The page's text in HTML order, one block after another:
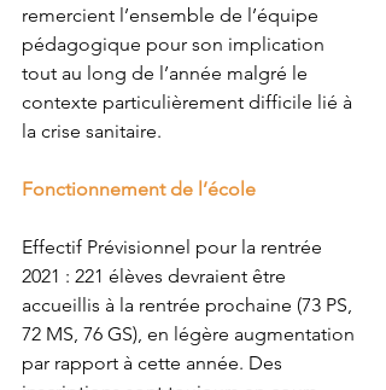
remercient l’ensemble de l’équipe
pédagogique pour son implication
tout au long de l’année malgré le
contexte particulièrement difficile lié à
la crise sanitaire.
Fonctionnement de l’école
Effectif Prévisionnel pour la rentrée
2021 : 221 élèves devraient être
accueillis à la rentrée prochaine (73 PS,
72 MS, 76 GS), en légère augmentation
par rapport à cette année. Des